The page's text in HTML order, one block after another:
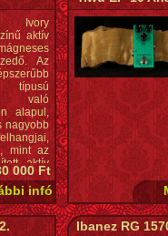
Ivory
aktív
Az
típusú
való
alapul,
nagyobb
mint az
aktív
* Méret:
fekete
EMG
és
000 Ft
Ibanez RG